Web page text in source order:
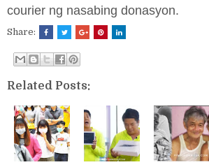
courier ng nasabing donasyon.
Share:
Related Posts: